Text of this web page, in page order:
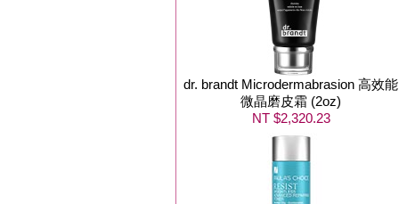
dr. brandt Microdermabrasion 高效能
微晶磨皮霜 (2oz)
NT $2,320.23